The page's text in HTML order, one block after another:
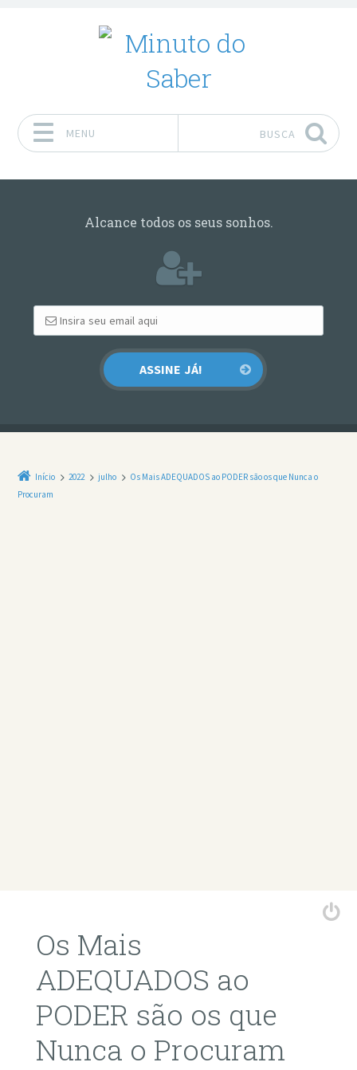
MENU BUSCA
Alcance todos os seus sonhos.
Início 2022 julho
Os Mais ADEQUADOS ao PODER são os que Nunca o
Procuram
Os Mais
ADEQUADOS ao
PODER são os que
Nunca o Procuram